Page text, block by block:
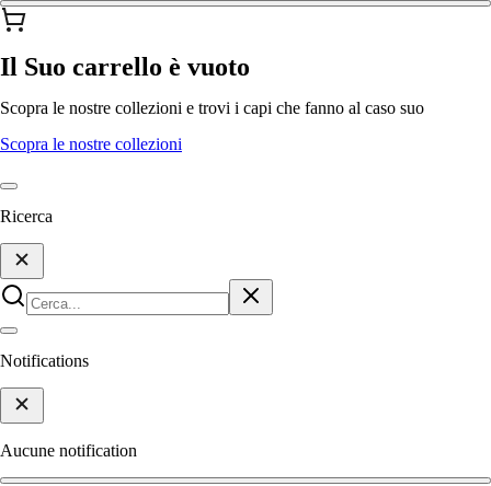
Il Suo carrello è vuoto
Scopra le nostre collezioni e trovi i capi che fanno al caso suo
Scopra le nostre collezioni
Ricerca
Notifications
Aucune notification